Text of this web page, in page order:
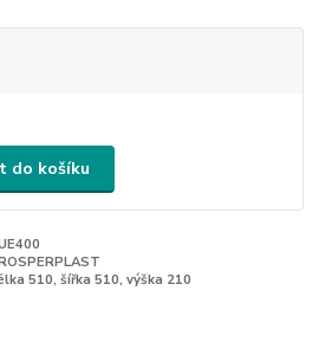
do košíku
510, šířka 510, výška 210